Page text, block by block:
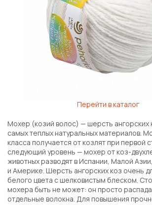
Перейти в каталог
Мохер (козий волос) — шерсть ангорских
самых теплых натуральных материалов.
класса получается от козлят при первой
следующий уровень — мохер от коз-
животных разводят в Испании, Малой
и Америке. Шерсть ангорских коз очень
белого цвета с шелковистым блеском.
мохера быть не может: он просто
отдельные волокна. Для повышения